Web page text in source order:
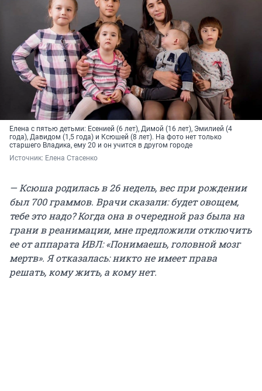
Елена с пятью детьми: Есенией (6 лет), Димой (16 лет), Эмилией (4
года), Давидом (1,5 года) и Ксюшей (8 лет). На фото нет только
старшего Владика, ему 20 и он учится в другом городе
Источник: Елена Стасенко
— Ксюша родилась в 26 недель, вес при рождении
был 700 граммов. Врачи сказали: будет овощем,
тебе это надо? Когда она в очередной раз была на
грани в реанимации, мне предложили отключить
ее от аппарата ИВЛ: «Понимаешь, головной мозг
мертв». Я отказалась: никто не имеет права
решать, кому жить, а кому нет.